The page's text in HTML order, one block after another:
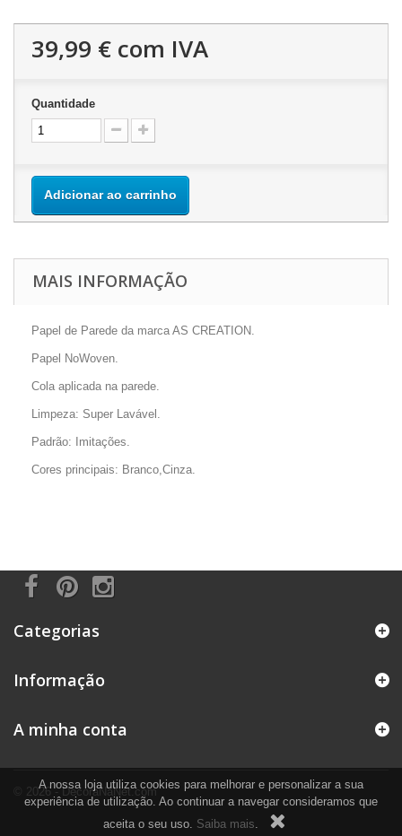
39,99 € com IVA
Quantidade
Adicionar ao carrinho
MAIS INFORMAÇÃO
Papel de Parede da marca AS CREATION.
Papel NoWoven.
Cola aplicada na parede.
Limpeza: Super Lavável.
Padrão: Imitações.
Cores principais: Branco,Cinza.
Categorias
Informação
© 2026 - DecoraNaNet.com
A minha conta
A nossa loja utiliza cookies para melhorar e personalizar a sua
experiência de utilização. Ao continuar a navegar consideramos que
aceita o seu uso. Saiba mais.